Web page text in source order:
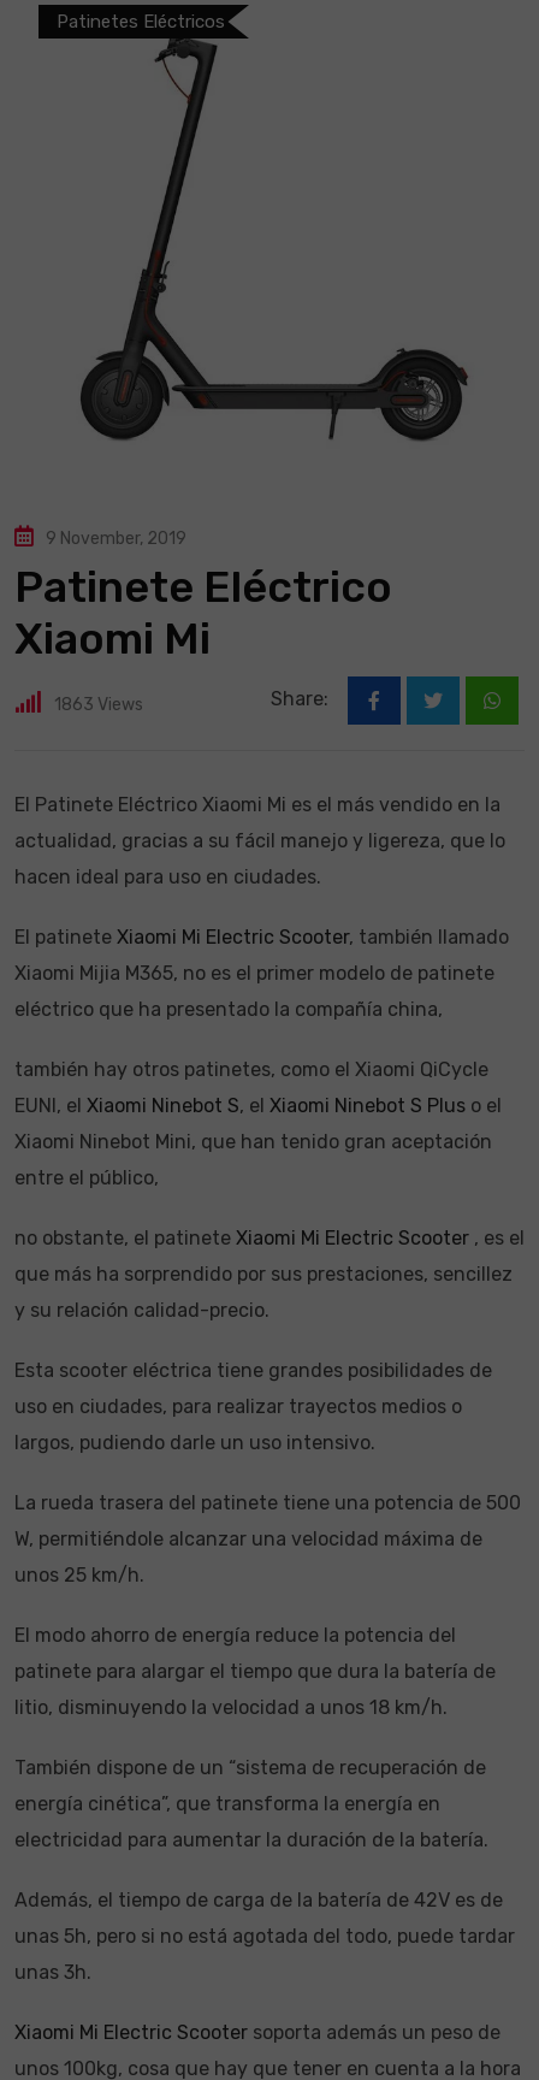
Patinetes Eléctricos
9 November, 2019
Patinete Eléctrico
Xiaomi Mi
1863 Views Share:
El Patinete Eléctrico Xiaomi Mi es el más vendido en la
actualidad, gracias a su fácil manejo y ligereza, que lo
hacen ideal para uso en ciudades.
El patinete Xiaomi Mi Electric Scooter, también llamado
Xiaomi Mijia M365, no es el primer modelo de patinete
eléctrico que ha presentado la compañía china,
también hay otros patinetes, como el Xiaomi QiCycle
EUNI, el Xiaomi Ninebot S, el Xiaomi Ninebot S Plus o el
Xiaomi Ninebot Mini, que han tenido gran aceptación
entre el público,
no obstante, el patinete Xiaomi Mi Electric Scooter , es el
que más ha sorprendido por sus prestaciones, sencillez
y su relación calidad-precio.
Esta scooter eléctrica tiene grandes posibilidades de
uso en ciudades, para realizar trayectos medios o
largos, pudiendo darle un uso intensivo.
La rueda trasera del patinete tiene una potencia de 500
W, permitiéndole alcanzar una velocidad máxima de
unos 25 km/h.
El modo ahorro de energía reduce la potencia del
patinete para alargar el tiempo que dura la batería de
litio, disminuyendo la velocidad a unos 18 km/h.
También dispone de un “sistema de recuperación de
energía cinética”, que transforma la energía en
electricidad para aumentar la duración de la batería.
Además, el tiempo de carga de la batería de 42V es de
unas 5h, pero si no está agotada del todo, puede tardar
unas 3h.
Xiaomi Mi Electric Scooter soporta además un peso de
unos 100kg, cosa que hay que tener en cuenta a la hora